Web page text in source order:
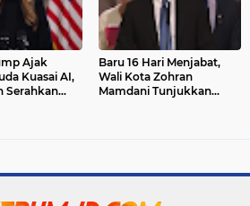
Ajak
Kuasai AI,
Serahkan
Baru 16 Hari Menjabat,
Wali Kota Zohran
Mamdani Tunjukkan